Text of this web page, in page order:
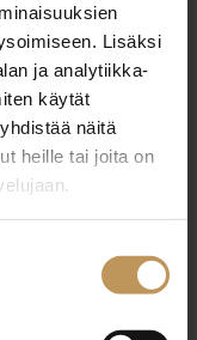
Lisäksi
ja analytiikka-
käytät
näitä
heille tai joita on